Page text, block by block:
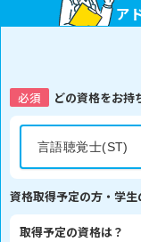
ア
必須 どの資格をお持
資格取得予定の方・学生
取得予定の資格は？